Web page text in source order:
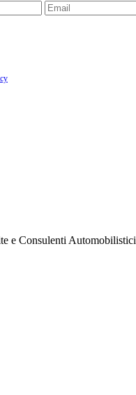
e Consulenti Automobilistici